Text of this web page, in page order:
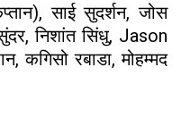
साई सुदर्शन, जोस
निशांत सिंधु, Jason
कगिसो रबाडा, मोहम्मद